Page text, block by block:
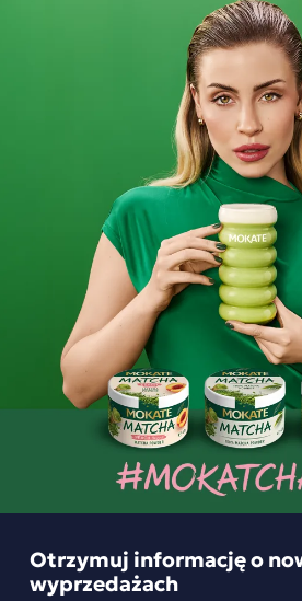
Od złożenia zamówienia
Zamów przez telefon:+48 32 799 95
Od poniedziałku do piątku w
MOŻLIWE METODY PŁATNOŚCI
Otrzymuj informację o
wyprzedażach